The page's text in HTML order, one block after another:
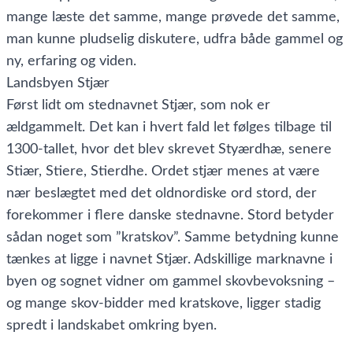
mange læste det samme, mange prøvede det samme,
man kunne pludselig diskutere, udfra både gammel og
ny, erfaring og viden.
Landsbyen Stjær
Først lidt om stednavnet Stjær, som nok er
ældgammelt. Det kan i hvert fald let følges tilbage til
1300-tallet, hvor det blev skrevet Styærdhæ, senere
Stiær, Stiere, Stierdhe. Ordet stjær menes at være
nær beslægtet med det oldnordiske ord stord, der
forekommer i flere danske stednavne. Stord betyder
sådan noget som ”kratskov”. Samme betydning kunne
tænkes at ligge i navnet Stjær. Adskillige marknavne i
byen og sognet vidner om gammel skovbevoksning –
og mange skov-bidder med kratskove, ligger stadig
spredt i landskabet omkring byen.